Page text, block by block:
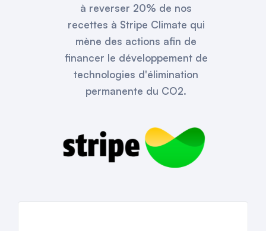
à reverser 20% de nos
recettes à Stripe Climate qui
mène des actions afin de
financer le développement de
technologies d'élimination
permanente du CO2.